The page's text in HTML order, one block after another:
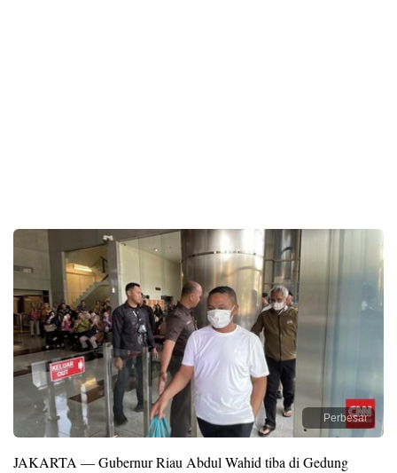
Perbesar
JAKARTA — Gubernur Riau Abdul Wahid tiba di Gedung